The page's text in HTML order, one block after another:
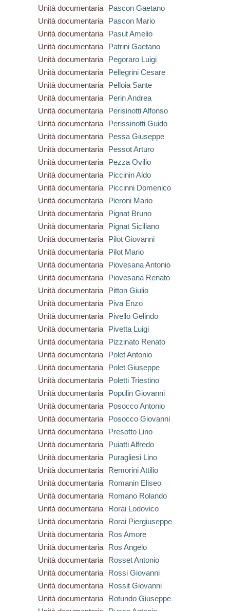
Unità documentaria
Pascon Gaetano
Unità documentaria
Pascon Mario
Unità documentaria
Pasut Amelio
Unità documentaria
Patrini Gaetano
Unità documentaria
Pegoraro Luigi
Unità documentaria
Pellegrini Cesare
Unità documentaria
Pelloia Sante
Unità documentaria
Perin Andrea
Unità documentaria
Perisinotti Alfonso
Unità documentaria
Perissinotti Guido
Unità documentaria
Pessa Giuseppe
Unità documentaria
Pessot Arturo
Unità documentaria
Pezza Ovilio
Unità documentaria
Piccinin Aldo
Unità documentaria
Piccinni Domenico
Unità documentaria
Pieroni Mario
Unità documentaria
Pignat Bruno
Unità documentaria
Pignat Siciliano
Unità documentaria
Pilot Giovanni
Unità documentaria
Pilot Mario
Unità documentaria
Piovesana Antonio
Unità documentaria
Piovesana Renato
Unità documentaria
Pitton Giulio
Unità documentaria
Piva Enzo
Unità documentaria
Pivello Gelindo
Unità documentaria
Pivetta Luigi
Unità documentaria
Pizzinato Renato
Unità documentaria
Polet Antonio
Unità documentaria
Polet Giuseppe
Unità documentaria
Poletti Triestino
Unità documentaria
Populin Giovanni
Unità documentaria
Posocco Antonio
Unità documentaria
Posocco Giovanni
Unità documentaria
Presotto Lino
Unità documentaria
Puiatti Alfredo
Unità documentaria
Puragliesi Lino
Unità documentaria
Remorini Attilio
Unità documentaria
Romanin Eliseo
Unità documentaria
Romano Rolando
Unità documentaria
Rorai Lodovico
Unità documentaria
Rorai Piergiuseppe
Unità documentaria
Ros Amore
Unità documentaria
Ros Angelo
Unità documentaria
Rosset Antonio
Unità documentaria
Rossi Giovanni
Unità documentaria
Rossit Giovanni
Unità documentaria
Rotundo Giuseppe